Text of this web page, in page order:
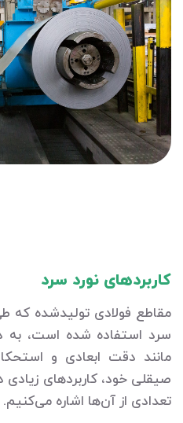
کاربردهای نورد سرد
مقاطع فولادی تولیدشده که
سرد استفاده شده است،
مانند دقت ابعادی و
صیقلی خود، کاربردهای زیادی
تعدادی از آن‌ها اشاره می‌کنیم.